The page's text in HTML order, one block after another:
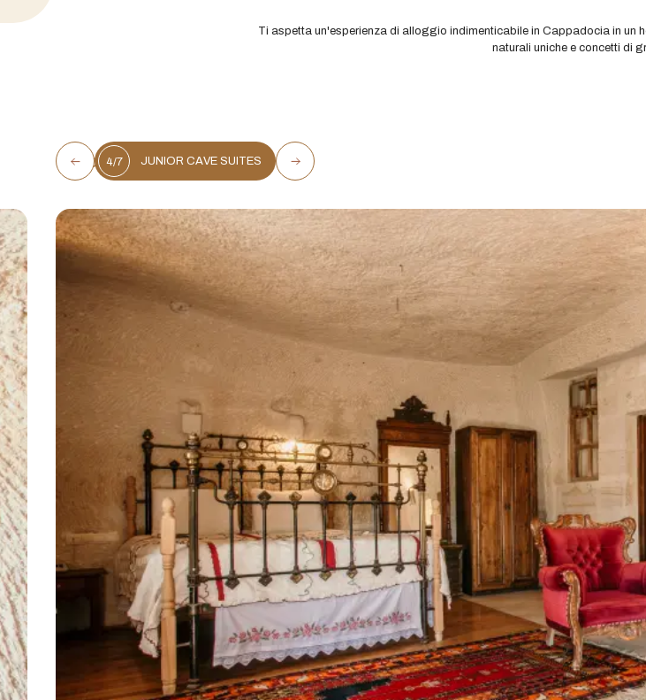
Ti aspetta un'esperienza di alloggio indimenticabile in Cappadocia in un
naturali uniche e concetti di
6/7 SINGLE CAVE ROOM
SINGLE CAVE ROOM